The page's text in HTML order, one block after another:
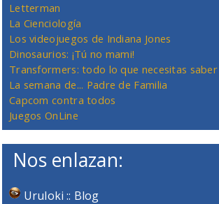
Letterman
La Cienciología
Los videojuegos de Indiana Jones
Dinosaurios: ¡Tú no mami!
Transformers: todo lo que necesitas saber
La semana de... Padre de Familia
Capcom contra todos
Juegos OnLine
Nos enlazan:
Uruloki :: Blog